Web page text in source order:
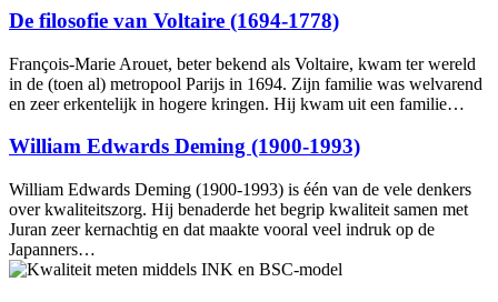
De filosofie van Voltaire (1694-1778)
François-Marie Arouet, beter bekend als Voltaire, kwam ter wereld
in de (toen al) metropool Parijs in 1694. Zijn familie was welvarend
en zeer erkentelijk in hogere kringen. Hij kwam uit een familie…
William Edwards Deming (1900-1993)
William Edwards Deming (1900-1993) is één van de vele denkers
over kwaliteitszorg. Hij benaderde het begrip kwaliteit samen met
Juran zeer kernachtig en dat maakte vooral veel indruk op de
Japanners…